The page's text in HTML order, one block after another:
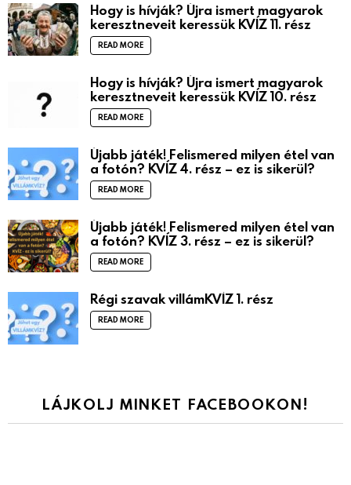
Hogy is hívják? Újra ismert magyarok
keresztneveit keressük KVÍZ 11. rész
READ MORE
Hogy is hívják? Újra ismert magyarok
keresztneveit keressük KVÍZ 10. rész
READ MORE
Újabb játék! Felismered milyen étel van
a fotón? KVÍZ 4. rész – ez is sikerül?
READ MORE
Újabb játék! Felismered milyen étel van
a fotón? KVÍZ 3. rész – ez is sikerül?
READ MORE
Régi szavak villámKVÍZ 1. rész
READ MORE
LÁJKOLJ MINKET FACEBOOKON!